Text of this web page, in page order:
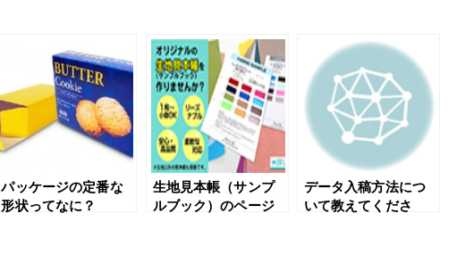
パッケージの定番な
形状ってなに？
生地見本帳（サンプ
ルブック）のページ
データ入稿方法につ
いて教えてくださ